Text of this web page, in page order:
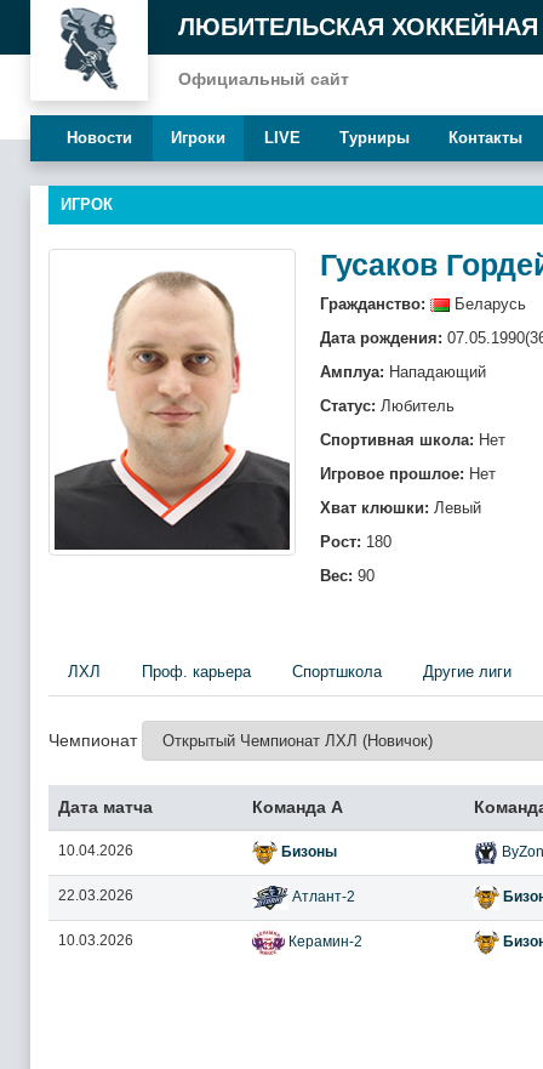
ЛЮБИТЕЛЬСКАЯ ХОККЕЙНАЯ
Официальный сайт
Новости Игроки LIVE Турниры Контакты
ИГРОК
Гусаков
Гражданство:
Беларусь
Дата рождения:
Амплуа: Нападающий
Статус: Любитель
Спортивная школа: Нет
Игровое прошлое: Нет
Хват клюшки: Левый
Рост: 180
Вес: 90
ЛХЛ Проф. карьера Спортшкола Другие лиги
Чемпионат
Дата матча Команда А
10.04.2026 Бизоны
22.03.2026 Атлант-2
10.03.2026 Керамин-2